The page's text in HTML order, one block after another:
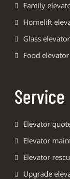
Family
Homelift
Glass elevator
Food elevator
Service
Elevator
Elevator
Elevator
Upgrade